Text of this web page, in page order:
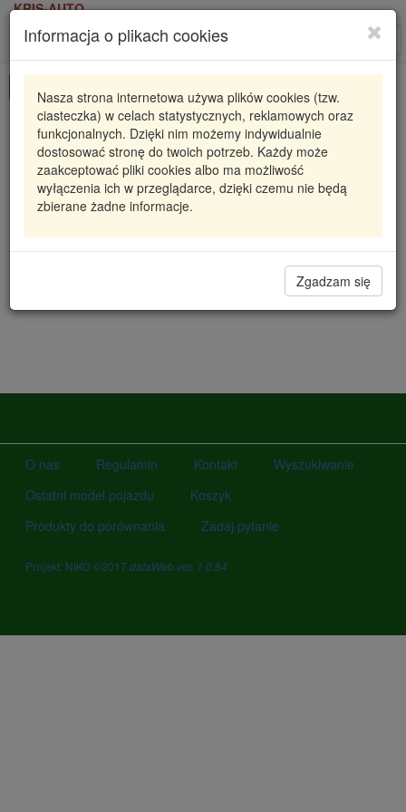
KRIS-AUTO
Informacja o plikach cookies
Nasza strona internetowa używa plików cookies (tzw.
ciasteczka) w celach statystycznych, reklamowych oraz
funkcjonalnych. Dzięki nim możemy indywidualnie
dostosować stronę do twoich potrzeb. Każdy może
zaakceptować pliki cookies albo ma możliwość
wyłączenia ich w przeglądarce, dzięki czemu nie będą
zbierane żadne informacje.
Zgadzam się
Karta produktu
CCS-NS-006 NTY NTY
SKRAPLACZ KLIMATYZACJI ALMERA (N16) (00-)
1.5 I 16V, PRIMERA (P12, W12) (02-) 1
328,92 zł
Radzyń 0
Filia Lublin 0
Magazyn III
O nas Regulamin Kontakt
Wyszukiwanie
Ostatni model pojazdu
Koszyk
Produkty do porównania
Zadaj pytanie
Projekt: NIKO ©2017 dataWeb ver. 1.0.84